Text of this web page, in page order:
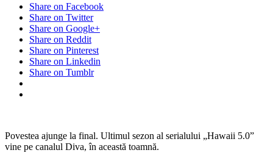
Share on Facebook
Share on Twitter
Share on Google+
Share on Reddit
Share on Pinterest
Share on Linkedin
Share on Tumblr
Povestea ajunge la final. Ultimul sezon al serialului „Hawaii 5.0”
vine pe canalul Diva, în această toamnă.